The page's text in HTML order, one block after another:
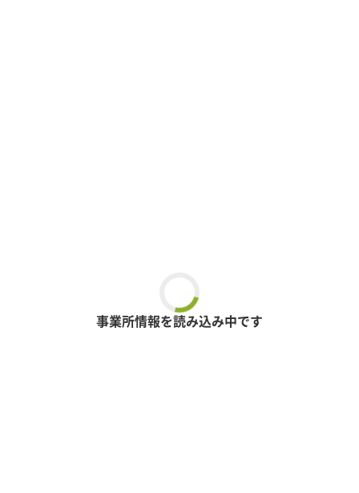
事業所情報を読み込み中です